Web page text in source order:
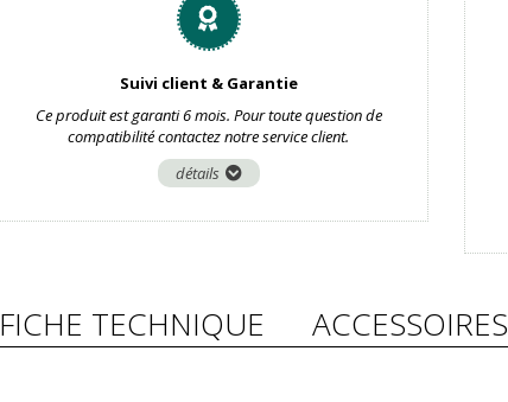
Suivi client & Garantie
Ce produit est garanti 6 mois. Pour toute question de
compatibilité contactez notre service client.
détails
FICHE TECHNIQUE ACCESSOIRES